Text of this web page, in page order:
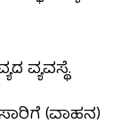
ವ್ಯವಸ್ಥೆ.
(ವಾಹನ)